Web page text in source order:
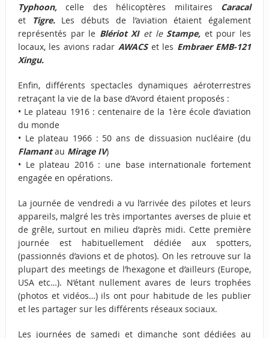
Typhoon,celle des hélicoptères militaires Caracal
et
Tigre. Les débuts de l’aviation étaient également
représentés par le Blériot XI et le Stampe, et pour les
locaux, les avions radar AWACSet les Embraer EMB-121
Xingu.
Enfin, différents spectacles dynamiques aéroterrestres
retraçant la vie de la base d’Avord étaient proposés :
• Le plateau 1916 : centenaire de la 1ère école d’aviation
du monde
• Le plateau 1966 : 50 ans de dissuasion nucléaire (du
Flamantau Mirage IV)
• Le plateau 2016 : une base internationale fortement
engagée en opérations.
La journée de vendredi a vu l’arrivée des pilotes et leurs
appareils, malgré les très importantes averses de pluie et
de grêle, surtout en milieu d’après midi. Cette première
journée est habituellement dédiée aux spotters,
(passionnés d’avions et de photos). On les retrouve sur la
plupart des meetings de l’hexagone et d’ailleurs (Europe,
USA etc…). N’étant nullement avares de leurs trophées
(photos et vidéos…) ils ont pour habitude de les publier
et les partager sur les différents réseaux sociaux.
Les journées de samedi et dimanche sont dédiées au